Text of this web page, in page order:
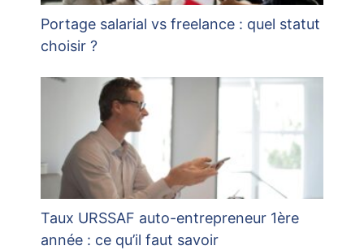
Portage salarial vs freelance : quel statut
choisir ?
Taux URSSAF auto-entrepreneur 1ère
année : ce qu’il faut savoir